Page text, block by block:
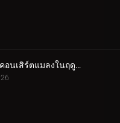
ตอนที่ 20 คอนเสิร์ตแมลงในฤดูใบไม้ร่วง